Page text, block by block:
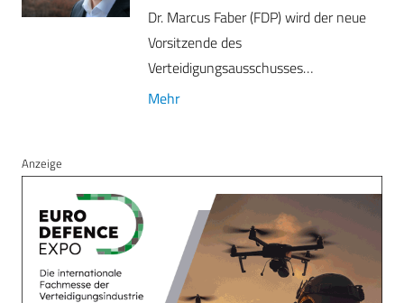
Dr. Marcus Faber (FDP) wird der neue
Vorsitzende des
Verteidigungsausschusses…
Mehr
Anzeige